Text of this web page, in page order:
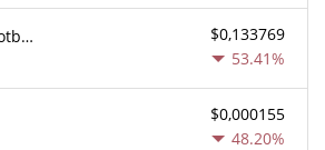
Argentine Football Association Fan Token
$0,133769
53.41%
$0,000155
48.20%